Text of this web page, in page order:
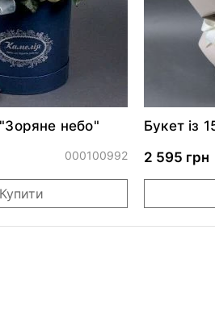
небо"
000100992
Купити
Букет із
2 595 грн